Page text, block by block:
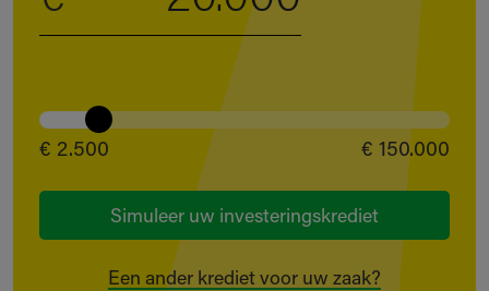
€ 2.500 € 150.000
Simuleer uw investeringskrediet
Een ander krediet voor uw zaak?